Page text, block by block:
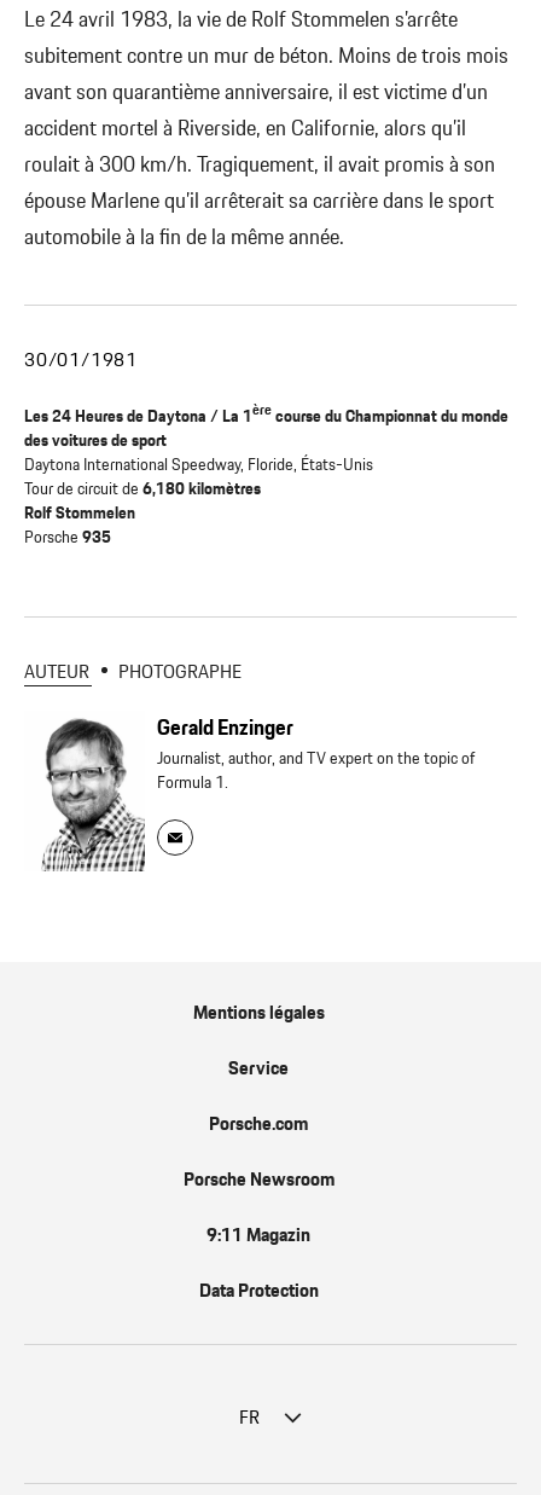
Le 24 avril 1983, la vie de Rolf Stommelen s’arrête
subitement contre un mur de béton. Moins de trois mois
avant son quarantième anniversaire, il est victime d’un
accident mortel à Riverside, en Californie, alors qu’il
roulait à 300 km/h. Tragiquement, il avait promis à son
épouse Marlene qu’il arrêterait sa carrière dans le sport
automobile à la fin de la même année.
30/01/1981
Les 24 Heures de Daytona / La 1èrecourse du Championnat du monde
des voitures de sport
Daytona International Speedway, Floride, États-Unis
Tour de circuit de 6,180 kilomètres
Rolf Stommelen
Porsche 935
AUTEUR PHOTOGRAPHE
Gerald Enzinger
Journalist, author, and TV expert on the topic of
Formula 1.
Mentions légales
Service
Porsche.com
Porsche Newsroom
9:11 Magazin
Data Protection
FR